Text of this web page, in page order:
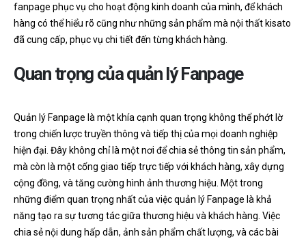
fanpage phục vụ cho hoạt động kinh doanh của mình, để khách
hàng có thể hiểu rõ cũng như những sản phẩm mà nội thất kisato
đã cung cấp, phục vụ chi tiết đến từng khách hàng.
Quan trọng của quản lý Fanpage
Quản lý Fanpage là một khía cạnh quan trọng không thể phớt lờ
trong chiến lược truyền thông và tiếp thị của mọi doanh nghiệp
hiện đại. Đây không chỉ là một nơi để chia sẻ thông tin sản phẩm,
mà còn là một cổng giao tiếp trực tiếp với khách hàng, xây dựng
cộng đồng, và tăng cường hình ảnh thương hiệu. Một trong
những điểm quan trọng nhất của việc quản lý Fanpage là khả
năng tạo ra sự tương tác giữa thương hiệu và khách hàng. Việc
chia sẻ nội dung hấp dẫn, ảnh sản phẩm chất lượng, và các bài